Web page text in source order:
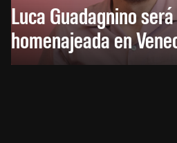
Luca Guadagnino
homenajeada en